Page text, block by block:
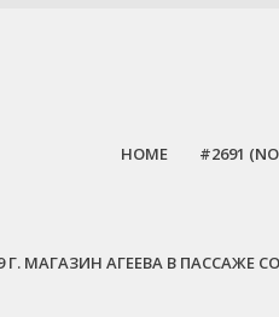
HOME #2691
Г. МАГАЗИН АГЕЕВА В ПАССАЖЕ